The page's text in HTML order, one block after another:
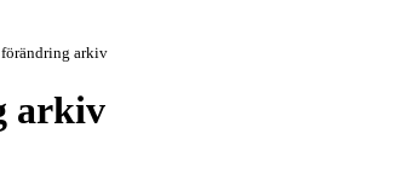
arkiv
arkiv